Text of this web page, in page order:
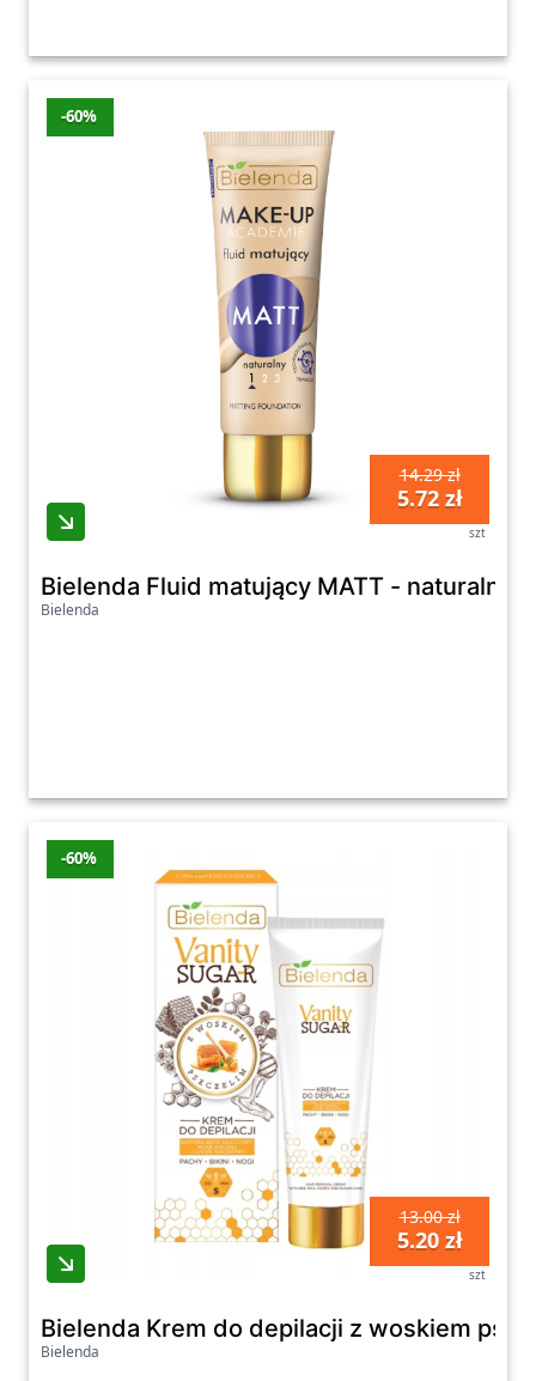
-60%
14.29 zł
5.72 zł
szt
Bielenda Fluid matujący MATT - naturalny 1
Bielenda
-60%
13.00 zł
5.20 zł
szt
Bielenda Krem do depilacji z woskiem
Bielenda